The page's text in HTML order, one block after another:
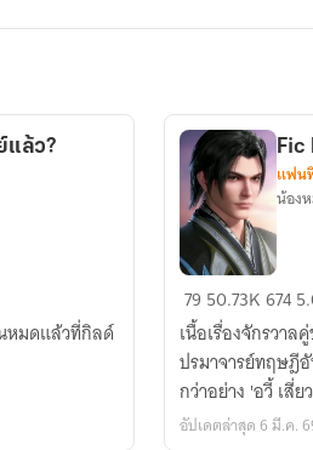
แล้ว?
Fic
Douluo
Dalu
แฝด
คน
พี่
Fic
แฟน
น้อง
79 50.73K674
เนื้อเรื่องจักรวา
ปรมาจารย์ทฤษฎี
กว่าอย่าง 'อวี้ เสี่ย
อัปเดตล่าสุด 6 มี.ค.